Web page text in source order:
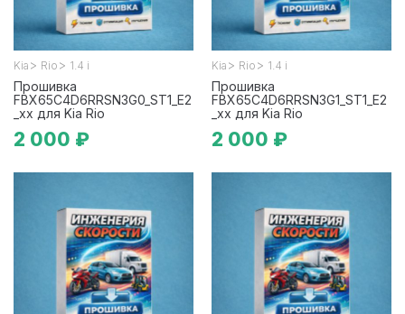
Kia > Rio > 1.4 i
Прошивка
FBX65C4D6RRSN3G0_ST1_E2
_xx для Kia Rio
2 000 ₽
Kia > Rio > 1.4 i
Прошивка
FBX65C4D6RRSN3G1_ST1_E2
_xx для Kia Rio
2 000 ₽